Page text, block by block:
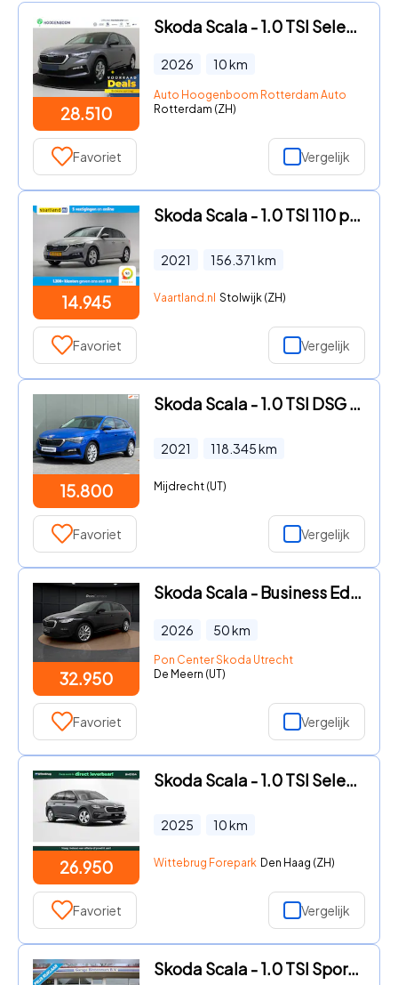
28.510
Skoda Scala - 1.0 TSI Selection
2026 10km
Auto Hoogenboom Rotterdam Autostrada
Rotterdam (ZH)
Favoriet Vergelijk
14.945
Skoda Scala - 1.0 TSI 110 pk Sport Edition Aut. [ Panorama LED Stoelverwar
2021 156.371 km
Vaartland.nl Stolwijk (ZH)
Favoriet Vergelijk
15.800
Skoda Scala - 1.0 TSI DSG Clever Automaat // ACC // Camera // CarPlay // S
2021 118.345km
Mijdrecht (UT)
Favoriet Vergelijk
32.950
Skoda Scala - Business Edition 1.0 TSI 85 kW / 115 PK | 17" | Stoelverwarm
2026 50km
Pon Center Skoda Utrecht
De Meern (UT)
Favoriet Vergelijk
26.950
Skoda Scala - 1.0 TSI Selection
2025 10km
Wittebrug Forepark Den Haag (ZH)
Favoriet Vergelijk
Skoda Scala - 1.0 TSI Sport Business, Lichtm, PDC, Carplay